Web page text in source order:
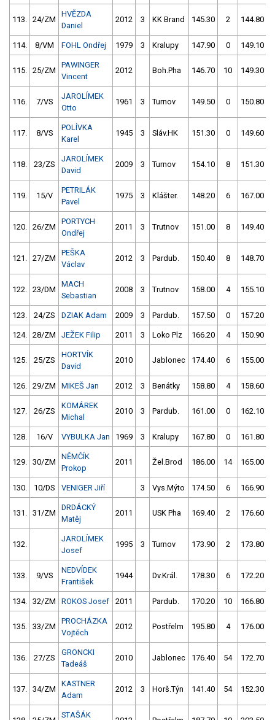
113. 24/ZM
HVĚZDA
Daniel
2012 3 KK Brand 145.30 2 144.80
114. 8/VM FOHL Ondřej 1979 3 Kralupy 147.90 0 149.10
115. 25/ZM
PAWINGER
Vincent
2012 Boh.Pha 146.70 10 149.30
116. 7/VS
JAROLÍMEK
Otto
1961 3 Turnov 149.50 0 150.80
117. 8/VS
POLÍVKA
Karel
1945 3 Sláv.HK 151.30 0 149.60
118. 23/ZS
JAROLÍMEK
David
2009 3 Turnov 154.10 8 151.30
119. 15/V
PETRILÁK
Pavel
1975 3 Klášter. 148.20 6 167.00
120. 26/ZM
PORTYCH
Ondřej
2011 3 Trutnov 151.00 8 149.40
121. 27/ZM
PEŠKA
Václav
2012 3 Pardub. 150.40 8 148.70
122. 23/DM
MACH
Sebastian
2008 3 Trutnov 158.00 4 155.10
123. 24/ZS DZIAK Adam 2009 3 Pardub. 157.50 0 157.20
124. 28/ZM JEŽEK Filip 2011 3 Loko Plz 166.20 4 150.90
125. 25/ZS
HORTVÍK
David
2010 Jablonec 174.40 6 155.00
126. 29/ZM MIKEŠ Jan 2012 3 Benátky 158.80 4 158.60
127. 26/ZS
KOMÁREK
Michal
2010 3 Pardub. 161.00 0 162.10
128. 16/V VYBULKA Jan 1969 3 Kralupy 167.80 0 161.80
129. 30/ZM
NĚMČÍK
Prokop
2011 Žel.Brod 186.00 14 165.00
130. 10/DS VENIGER Jiří 3 Vys.Mýto 174.50 6 166.90
131. 31/ZM
DRDÁCKÝ
Matěj
2011 USK Pha 169.40 2 176.60
132.
JAROLÍMEK
Josef
1995 3 Turnov 173.90 2 173.80
133. 9/VS
NEDVÍDEK
František
1944 Dv.Král. 178.30 6 172.20
134. 32/ZM ROKOS Josef 2011 Pardub. 170.20 10 166.80
135. 33/ZM
PROCHÁZKA
Vojtěch
2012 Postřelm 195.80 4 176.00
136. 27/ZS
GRONCKI
Tadeáš
2010 Jablonec 176.40 54 172.70
137. 34/ZM
KASTNER
Adam
2012 3 Horš.Týn 141.40 54 152.30
STAŠÁK